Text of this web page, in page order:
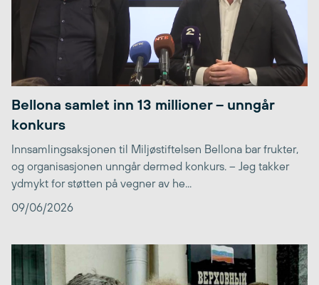
Bellona samlet inn 13 millioner – unngår
konkurs
Innsamlingsaksjonen til Miljøstiftelsen Bellona bar frukter,
og organisasjonen unngår dermed konkurs. – Jeg takker
ydmykt for støtten på vegner av he...
09/06/2026